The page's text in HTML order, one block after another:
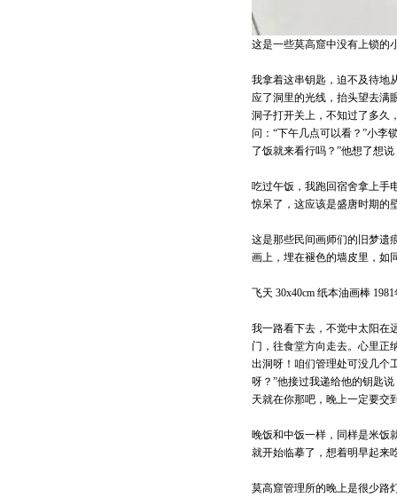
这是一些莫高窟中没有上锁的
我拿着这串钥匙，迫不及待地
应了洞里的光线，抬头望去
洞子打开关上，不知过了多久
问：“下午几点可以看？”小李
了饭就来看行吗？”他想了想
吃过午饭，我跑回宿舍拿上手
惊呆了，这应该是盛唐时期
这是那些民间画师们的旧梦遗
画上，埋在褪色的墙皮里，
飞天 30x40cm 纸本油画棒 1981
我一路看下去，不觉中太阳在
门，往食堂方向走去。心里正
出洞呀！咱们管理处可没几个
呀？”他接过我递给他的钥匙
天就在你那吧，晚上一定要交
晚饭和中饭一样，同样是米饭
就开始临摹了，想着明早起
莫高窟管理所的晚上是很少路